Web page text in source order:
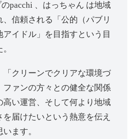
pacchi 、はっちゃん は地域
、信頼される「公的（パブリ
アイドル」を目指すという目
「クリーンでクリアな環境づ
ファンの方々との健全な関係
高い運営、そして何より地域
を届けたいという熱意を伝え
ます。